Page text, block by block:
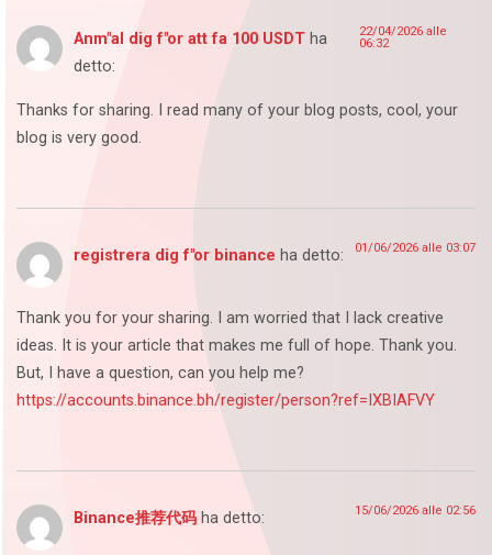
Anm"al dig f"or att fa 100 USDT ha
detto:
22/04/2026 alle
06:32
Thanks for sharing. I read many of your blog posts, cool, your
blog is very good.
registrera dig f"or binance ha detto: 01/06/2026 alle 03:07
Thank you for your sharing. I am worried that I lack creative
ideas. It is your article that makes me full of hope. Thank you.
But, I have a question, can you help me?
https://accounts.binance.bh/register/person?ref=IXBIAFVY
Binance推荐代码 ha detto: 15/06/2026 alle 02:56